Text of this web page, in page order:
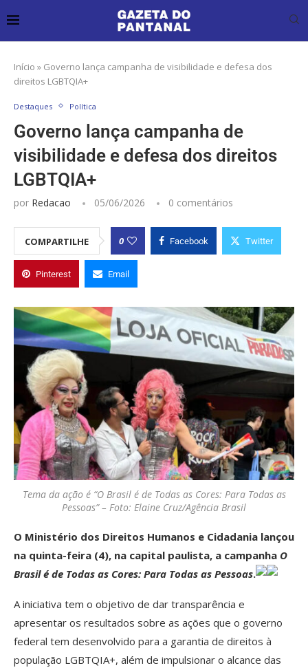
Início » Governo lança campanha de visibilidade e defesa dos
direitos LGBTQIA+
Destaques Política
Governo lança campanha de
visibilidade e defesa dos direitos
LGBTQIA+
por Redacao 05/06/2026 0 comentários
COMPARTILHE 0 Facebook Twitter
Pinterest Email
Tema da ação é “O Brasil é de Todas as Cores: Para Todas as
Pessoas” – Foto: Elaine Cruz/Agência Brasil
O Ministério dos Direitos Humanos e Cidadania lançou
na quinta-feira (4), na capital paulista, a campanha O
Brasil é de Todas as Cores: Para Todas as Pessoas.
A iniciativa tem o objetivo de dar transparência e
apresentar os resultados sobre as ações que o governo
federal tem desenvolvido para a garantia de direitos à
população LGBTQIA+, além de impulsionar o alcance das